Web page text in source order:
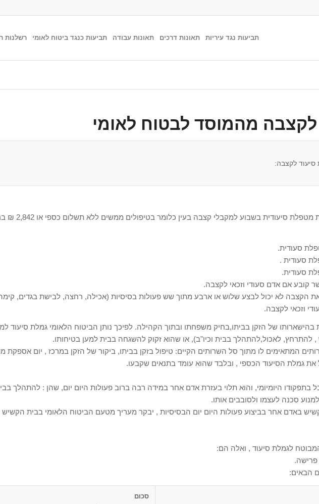
תביעות נגד עיריות תאונות דרכים תאונות עבודה תביעות כנגד ביטוח לאומי רשלנות
לקצבה מהמוסד לבטוח לאומי
סיעוד לקצבה:
לא יכול לבצע שלוש או ארבע מתוך שש פעולות בסיסיות (אכילה, רחצה, לבישת בגדים, קימה
וזכאי לקצבה.
של הזקן בביתו,בחיק משפחתו ובתוך הקהילה. לפיכך נותן הביטוח הלאומי גמלת סיעוד
, להתרחץ, לאכול,להתהלך בבית וכיו"ב), או שהוא זקוק להשגחה בבית למען בטיחותו.
המתאימים לו מתוך סל השרותים הקיים: טיפול בזקן בביתו, ביקור של הזקן במרכז , יום אספקת
גמלת הסיעוד הכספי , ובלבד שהוא עומד בתנאים שקבעו.
בתפקודו היומיומי, והוא תלוי בעזרת אדם אחר במידה רבה ברוב פעולות היום יום, שהן :
סכנה לעצמו ולסובבים אותו.
באדם אחר בביצוע פעולות היום יום הבסיסיות , יבקר מעריך מטעם הביטוח הלאומי בבית
לגמלת סיעוד , ואלה הם:
סכום